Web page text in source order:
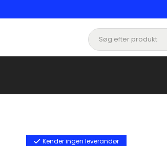
Kender ingen leverandør